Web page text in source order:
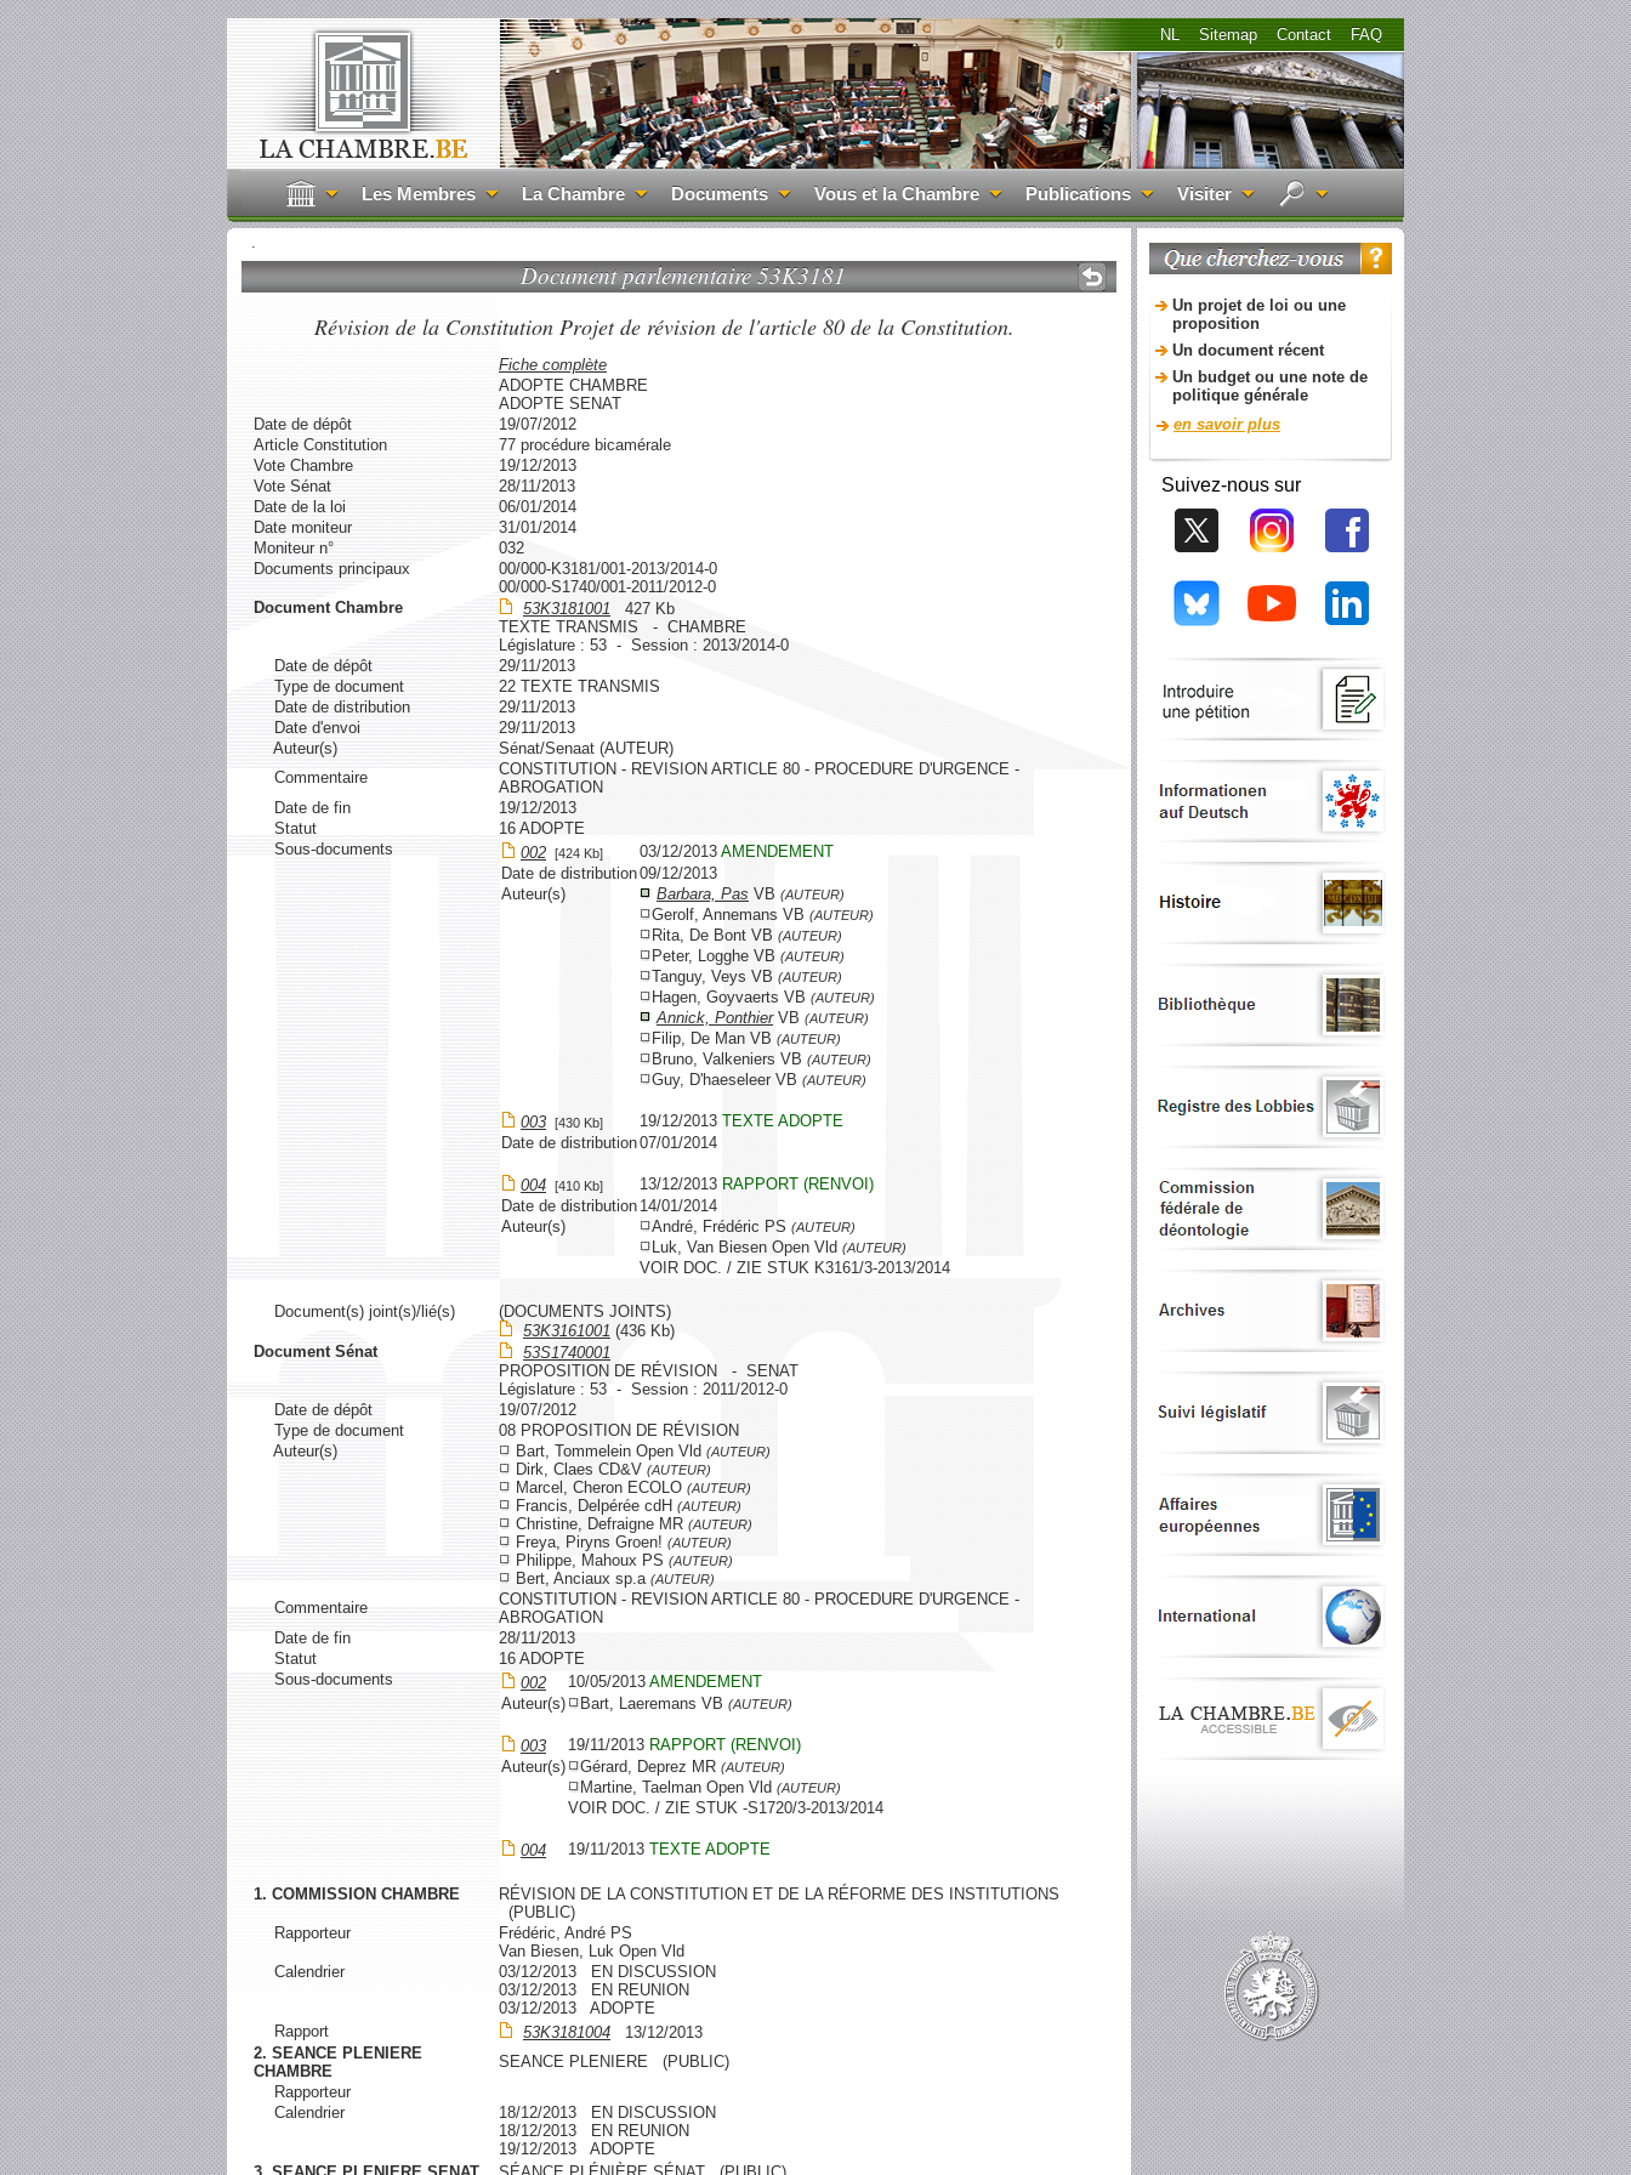
FAQ
Contact
Sitemap
NL
Les Membres La Chambre Documents Vous et la Chambre Publications Visiter
.
Document parlementaire 53K3181
Révision de la Constitution Projet de révision de l'article 80 de la Constitution.
Fiche complète
ADOPTE CHAMBRE
ADOPTE SENAT
Date de dépôt
19/07/2012
Article Constitution
77 procédure bicamérale
Vote Chambre
19/12/2013
Vote Sénat
28/11/2013
Date de la loi
06/01/2014
Date moniteur
31/01/2014
Moniteur n°
032
Documents principaux
00/000-K3181/001-2013/2014-0
00/000-S1740/001-2011/2012-0
Document Chambre
53K3181001 427 Kb
TEXTE TRANSMIS - CHAMBRE
Législature : 53 - Session : 2013/2014-0
Date de dépôt
29/11/2013
Type de document
22 TEXTE TRANSMIS
Date de distribution
29/11/2013
Date d'envoi
29/11/2013
Auteur(s)
Sénat/Senaat (AUTEUR)
Commentaire
CONSTITUTION - REVISION ARTICLE 80 - PROCEDURE D'URGENCE -
ABROGATION
Date de fin
19/12/2013
Statut
16 ADOPTE
Sous-documents
002 [424 Kb] 03/12/2013 AMENDEMENT
Date de distribution09/12/2013
Auteur(s)
Barbara, Pas VB (AUTEUR)
Gerolf, Annemans VB (AUTEUR)
Rita, De Bont VB (AUTEUR)
Peter, Logghe VB (AUTEUR)
Tanguy, Veys VB (AUTEUR)
Hagen, Goyvaerts VB (AUTEUR)
Annick, PonthierVB (AUTEUR)
Filip, De Man VB (AUTEUR)
Bruno, Valkeniers VB (AUTEUR)
Guy, D'haeseleer VB (AUTEUR)
003 [430 Kb] 19/12/2013 TEXTE ADOPTE
Date de distribution07/01/2014
004 [410 Kb] 13/12/2013 RAPPORT (RENVOI)
Date de distribution 14/01/2014
Auteur(s)
André, Frédéric PS (AUTEUR)
Luk, Van Biesen Open Vld (AUTEUR)
VOIR DOC. / ZIE STUK K3161/3-2013/2014
Document(s) joint(s)/lié(s)
(DOCUMENTS JOINTS)
53K3161001 (436 Kb)
Document Sénat
53S1740001
PROPOSITION DE RÉVISION - SENAT
Législature : 53 - Session : 2011/2012-0
Date de dépôt
19/07/2012
Type de document
08 PROPOSITION DE RÉVISION
Auteur(s)
Bart, Tommelein Open Vld (AUTEUR)
Dirk, Claes CD&V (AUTEUR)
Marcel, Cheron ECOLO (AUTEUR)
Francis, Delpérée cdH (AUTEUR)
Christine, Defraigne MR (AUTEUR)
Freya, Piryns Groen! (AUTEUR)
Philippe, Mahoux PS (AUTEUR)
Bert, Anciaux sp.a (AUTEUR)
Commentaire
CONSTITUTION - REVISION ARTICLE 80 - PROCEDURE D'URGENCE -
ABROGATION
Date de fin
28/11/2013
Statut
16 ADOPTE
Sous-documents
002 10/05/2013 AMENDEMENT
Auteur(s)
Bart, Laeremans VB (AUTEUR)
003 19/11/2013 RAPPORT (RENVOI)
Auteur(s)
Gérard, Deprez MR (AUTEUR)
Martine, Taelman Open Vld (AUTEUR)
VOIR DOC. / ZIE STUK -S1720/3-2013/2014
004 19/11/2013 TEXTE ADOPTE
1. COMMISSION CHAMBRE
RÉVISION DE LA CONSTITUTION ET DE LA RÉFORME DES INSTITUTIONS
(PUBLIC)
Rapporteur
Frédéric, André PS
Van Biesen, Luk Open Vld
Calendrier
03/12/2013 EN DISCUSSION
03/12/2013 EN REUNION
03/12/2013 ADOPTE
Rapport
53K3181004 13/12/2013
2. SEANCE PLENIERE
CHAMBRE
SEANCE PLENIERE (PUBLIC)
Rapporteur
Calendrier
18/12/2013 EN DISCUSSION
18/12/2013 EN REUNION
19/12/2013 ADOPTE
Un projet de loi ou une
proposition
Un document récent
Un budget ou une note de
politique générale
en savoir plus
Suivez-nous sur